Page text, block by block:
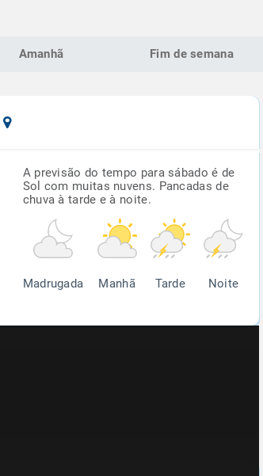
Amanhã Fim de semana
A previsão do tempo para sábado é de
Sol com muitas nuvens. Pancadas de
chuva à tarde e à noite.
Madrugada Manhã Tarde Noite